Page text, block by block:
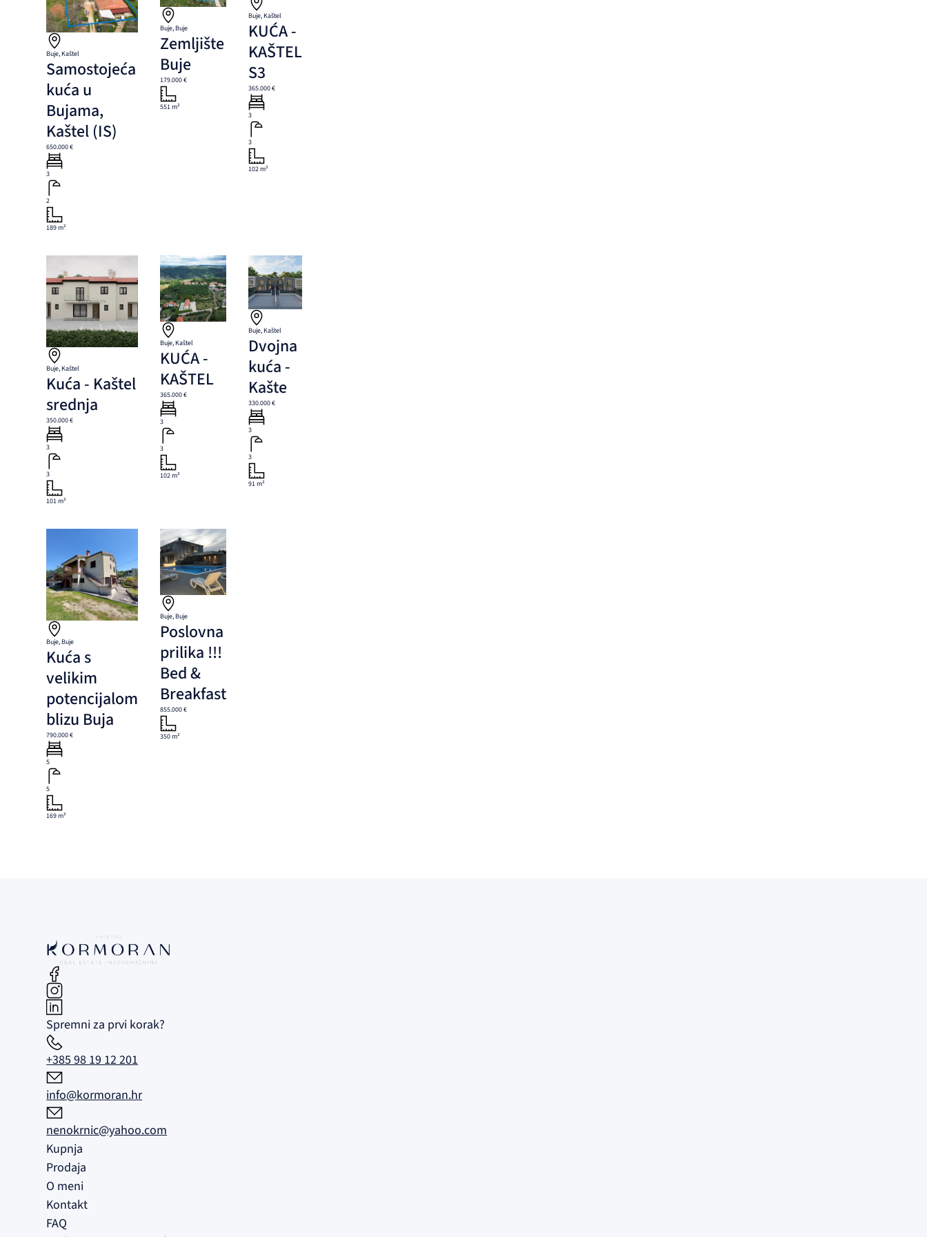
Buje, Kaštel
Samostojeća
kuća u
Bujama,
Kaštel (IS)
650.000 €
3
2
189 m²
Buje, Buje
Zemljište
Buje
179.000 €
551 m²
Buje, Kaštel
KUĆA -
KAŠTEL
S3
365.000 €
3
3
102 m²
Buje, Kaštel
Kuća - Kaštel
srednja
350.000 €
3
3
101 m²
Buje, Kaštel
KUĆA -
KAŠTEL
365.000 €
3
3
102 m²
Buje, Kaštel
Dvojna
kuća -
Kašte
330.000 €
3
3
91 m²
Buje, Buje
Kuća s
velikim
potencijalom
blizu Buja
790.000 €
5
5
169 m²
Buje, Buje
Poslovna
prilika !!!
Bed &
Breakfast
855.000 €
350 m²
Spremni za prvi korak?
+385 98 19 12 201
info@kormoran.hr
nenokrnic@yahoo.com
Kupnja
Prodaja
O meni
Kontakt
FAQ